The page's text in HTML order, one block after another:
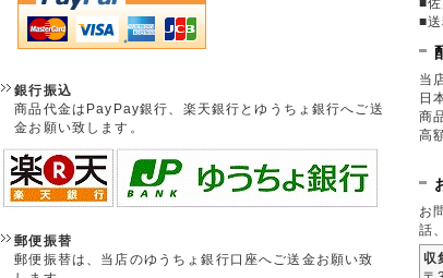
銀行振込
商品代金はPayPay銀行、楽天銀行とゆうちょ銀行へご送
金お願い致します。
郵便振替
郵便振替は、当店のゆうちょ銀行口座へご送金お願い致
■佐
■
当
日
商
高
お
話
収